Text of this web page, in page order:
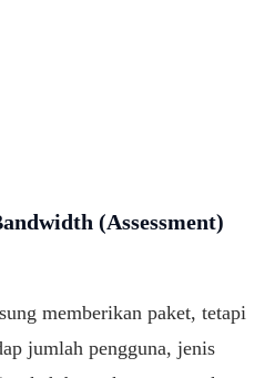
(Assessment)
memberikan paket, tetapi
jumlah pengguna, jenis